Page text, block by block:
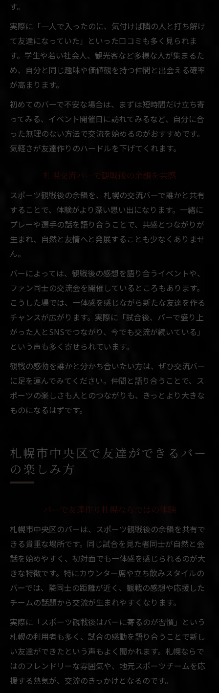
す。
実際に「一人で入ったのに、気付けば隣の人と打ち解け
て友達になっていた」といった口コミも多く見られま
す。学生や若い社会人、観光客など多様な人が集まるた
め、自分と同じ趣味や価値観を持つ仲間と出会える確率
が高まります。
初めてのバーで不安な場合は、まずは短時間だけ立ち寄
ってみる、イベント開催日に訪れてみるなど、自分に合
った無理のない方法で交流を始めるのがおすすめです。
気軽さが友達作りのハードルを下げてくれます。
札幌交流バーで観戦後の余韻を共感
スポーツ観戦後の余韻を、札幌の交流バーで誰かと共有
することで、体験がより深い思い出になります。一緒に
プレーや選手の話を語り合うことで、共感とつながりが
生まれ、自然と友情へと発展することも少なくありませ
ん。
バーによっては、観戦後の感想を語り合うイベントや、
ファン同士の交流会を開催しているところもあります。
こうした場では、一体感を感じながら新たな友達を作る
チャンスが広がります。実際に「試合後、バーで盛り上
がった人とSNSでつながり、今でも交流が続いている」
という声も多く寄せられています。
観戦の感動を誰かと分かち合いたい方は、ぜひ交流バー
に足を運んでみてください。仲間と語り合うことで、ス
ポーツの楽しさも人とのつながりも、きっとより大きな
ものになるはずです。
札幌市中央区で友達ができるバー
の楽しみ方
バーで友達作り札幌ならではの体験
札幌市中央区のバーは、スポーツ観戦後の余韻を共有で
きる貴重な場所です。同じ試合を見た者同士が自然と会
話を始めやすく、初対面でも一体感を感じられるのが大
きな特徴です。特にカウンター席や立ち飲みスタイルの
バーでは、隣同士の距離が近く、観戦の感想や応援した
チームの話題から交流が生まれやすくなります。
実際に「スポーツ観戦後はバーに寄るのが習慣」という
札幌の利用者も多く、試合の感動を語り合うことで新し
い友達ができたという声もよく聞かれます。札幌ならで
はのフレンドリーな雰囲気や、地元スポーツチームを応
援する熱気が、交流のきっかけとなるのです。